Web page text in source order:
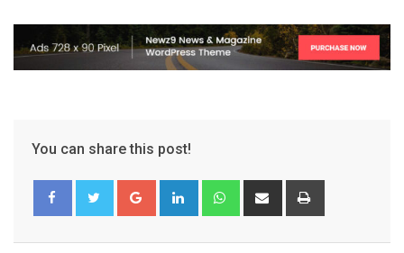
You can share this post!
Google+ LinkedIn WhatsappShare